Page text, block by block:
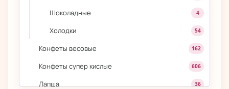
Шоколадные 4
Холодки 54
Конфеты весовые 162
Конфеты супер кислые 606
Лапша 36